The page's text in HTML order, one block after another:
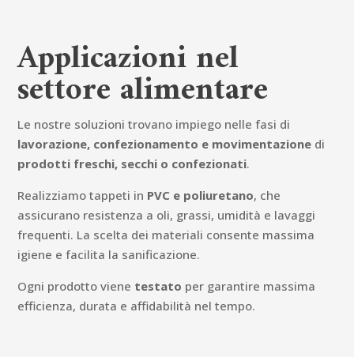
Applicazioni nel
settore alimentare
Le nostre soluzioni trovano impiego nelle fasi di
lavorazione, confezionamento e movimentazione di
prodotti freschi, secchi o confezionati.
Realizziamo tappeti in PVC e poliuretano, che
assicurano resistenza a oli, grassi, umidità e lavaggi
frequenti. La scelta dei materiali consente massima
igiene e facilita la sanificazione.
Ogni prodotto viene testato per garantire massima
efficienza, durata e affidabilità nel tempo.